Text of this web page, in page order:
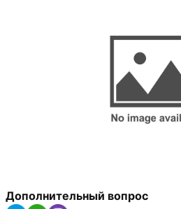
Дополнительный вопрос